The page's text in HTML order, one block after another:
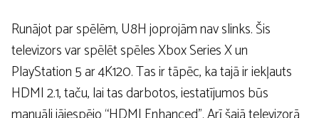
Runājot par spēlēm, U8H joprojām nav slinks. Šis
televizors var spēlēt spēles Xbox Series X un
PlayStation 5 ar 4K120. Tas ir tāpēc, ka tajā ir iekļauts
HDMI 2.1, taču, lai tas darbotos, iestatījumos būs